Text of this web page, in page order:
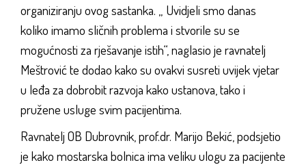
organiziranju ovog sastanka. „ Uvidjeli smo danas
koliko imamo sličnih problema i stvorile su se
mogućnosti za rješavanje istih“, naglasio je ravnatelj
Meštrović te dodao kako su ovakvi susreti uvijek vjetar
u leđa za dobrobit razvoja kako ustanova, tako i
pružene usluge svim pacijentima.
Ravnatelj OB Dubrovnik, prof.dr. Marijo Bekić, podsjetio
je kako mostarska bolnica ima veliku ulogu za pacijente